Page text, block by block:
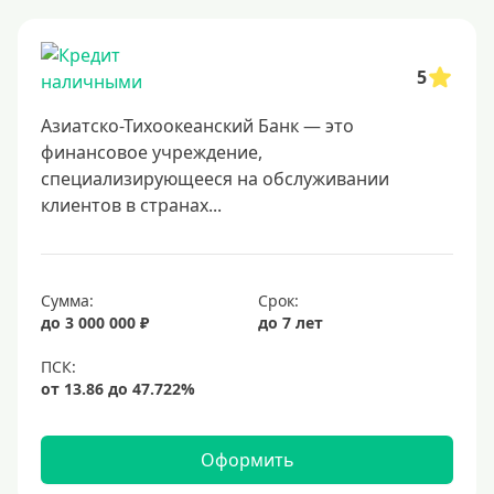
Заявка во все банки
Способы выдачи
Не выходя из дома
С доставкой на дом
Наличными
Онлайн на карту
Валюта
В долларах США
В евро
5
Азиатско-Тихоокеанский Банк — это
финансовое учреждение,
специализирующееся на обслуживании
клиентов в странах...
Сумма:
до 3 000 000 ₽
Срок:
до 7 лет
Оформить